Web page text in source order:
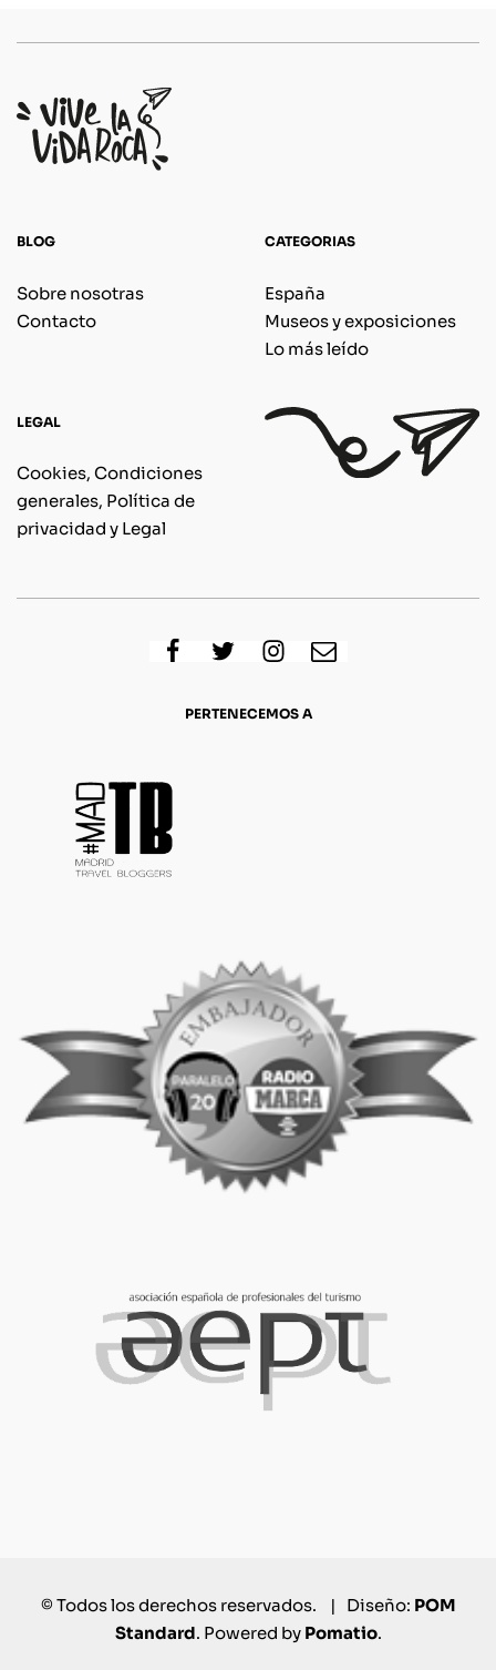
BLOG
Sobre nosotras
Contacto
CATEGORIAS
España
Museos y exposiciones
Lo más leído
LEGAL
Cookies, Condiciones
generales, Política de
privacidad y Legal
PERTENECEMOS A
© Todos los derechos reservados. | Diseño: POM
Standard. Powered by Pomatio.